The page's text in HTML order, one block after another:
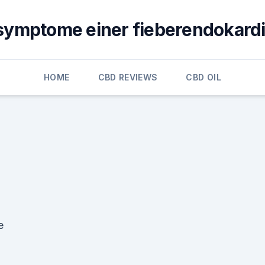
einer
HOME CBD REVIEWS CBD OIL